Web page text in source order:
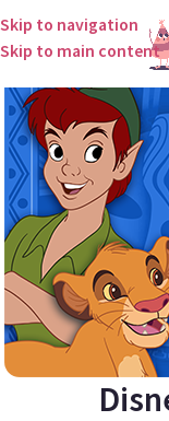
Skip to navigation
Skip to main content